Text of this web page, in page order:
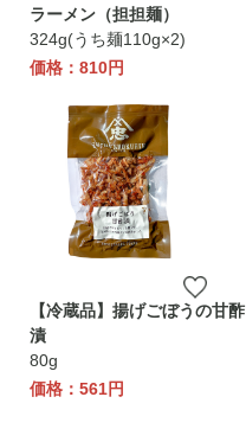
ラーメン（担担麺）
324g(うち麺110g×2)
価格：810円
【冷蔵品】揚げごぼうの甘酢
漬
80g
価格：561円